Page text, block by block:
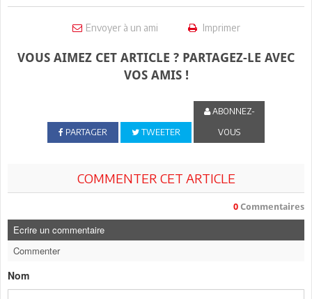
Envoyer à un ami Imprimer
VOUS AIMEZ CET ARTICLE ? PARTAGEZ-LE AVEC
VOS AMIS !
PARTAGER TWEETER
ABONNEZ-
VOUS
COMMENTER CET ARTICLE
0 Commentaires
Ecrire un commentaire
Commenter
Nom